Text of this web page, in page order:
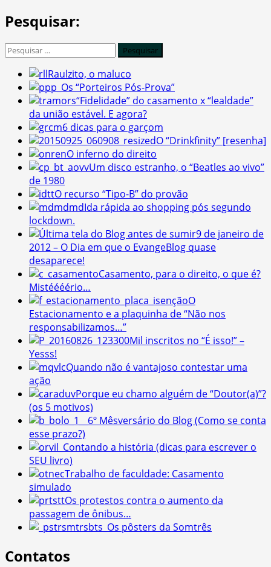
Pesquisar:
Pesquisar
Raulzito, o maluco
Os “Porteiros Pós-Prova”
“Fidelidade” do casamento x “lealdade”
da união estável. E agora?
6 dicas para o garçom
O “Drinkfinity” [resenha]
O inferno do direito
Um disco estranho, o “Beatles ao vivo”
de 1980
O recurso “Tipo-B” do provão
Ida rápida ao shopping pós segundo
lockdown.
9 de janeiro de
2012 – O Dia em que o EvangeBlog quase
desaparece!
Casamento, para o direito, o que é?
Mistéééério…
O
Estacionamento e a plaquinha de “Não nos
responsabilizamos…”
Mil inscritos no “É isso!” –
Yesss!
Quando não é vantajoso contestar uma
ação
Porque eu chamo alguém de “Doutor(a)”?
(os 5 motivos)
6º Mêsversário do Blog (Como se conta
esse prazo?)
Contando a história (dicas para escrever o
SEU livro)
Trabalho de faculdade: Casamento
simulado
Os protestos contra o aumento da
passagem de ônibus…
Os pôsters da Somtrês
Contatos